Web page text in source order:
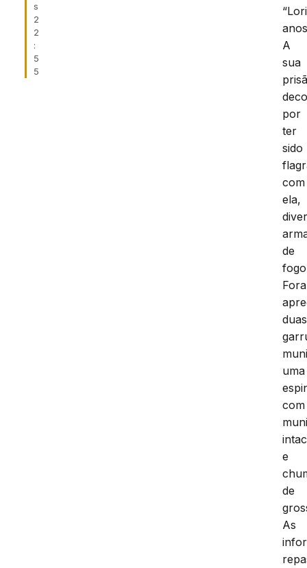
s
2
2
:
5
5
A
sua
por
ter
sido
com
ela,
de
duas
uma
com
e
de
As